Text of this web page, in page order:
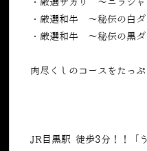
・厳選サガリ ～ニラジャ
・厳選和牛 ～秘伝の白ダ
・厳選和牛 ～秘伝の黒ダ
肉尽くしのコースをたっぷ
JR目黒駅 徒歩3分！！「